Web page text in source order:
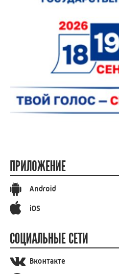
ПРИЛОЖЕНИЕ
Android
iOS
СОЦИАЛЬНЫЕ СЕТИ
Вконтакте